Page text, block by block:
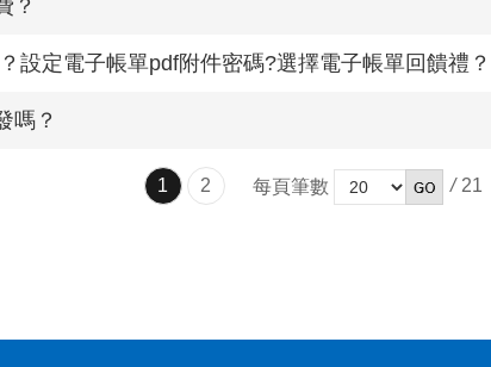
？
設定電子帳單pdf附件密碼?選擇電子帳單回饋禮？
嗎？
1 2 每頁筆數 / 21